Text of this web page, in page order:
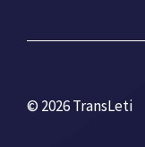
© 2026 TransLeti